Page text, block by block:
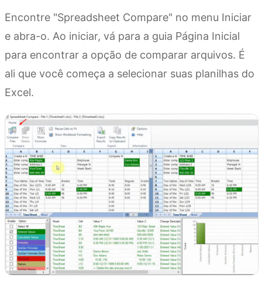
Encontre "Spreadsheet Compare" no menu Iniciar
e abra-o. Ao iniciar, vá para a guia Página Inicial
para encontrar a opção de comparar arquivos. É
ali que você começa a selecionar suas planilhas do
Excel.